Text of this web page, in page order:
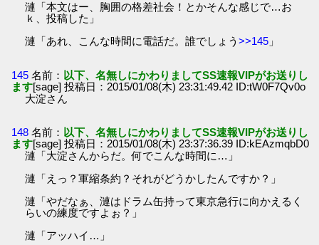
漣「本文はー、胸囲の格差社会！とかそんな感じで…お
ｋ、投稿した」
漣「あれ、こんな時間に電話だ。誰でしょう>>145 」
145 名前： 以下、名無しにかわりましてSS速報VIPがお送りし
ます[sage] 投稿日：2015/01/08(木) 23:31:49.42 ID:tW0F7Qv0o
大淀さん
148 名前： 以下、名無しにかわりましてSS速報VIPがお送りし
ます[sage] 投稿日：2015/01/08(木) 23:37:36.39 ID:kEAzmqbD0
漣「大淀さんからだ。何でこんな時間に…」
漣「えっ？軍縮条約？それがどうかしたんですか？」
漣「やだなぁ、漣はドラム缶持って東京急行に向かえるく
らいの練度ですよぉ？」
漣「アッハイ…」